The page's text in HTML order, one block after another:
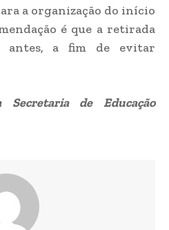
a organização do início
é que a retirada
antes, a fim de evitar
Secretaria de Educação